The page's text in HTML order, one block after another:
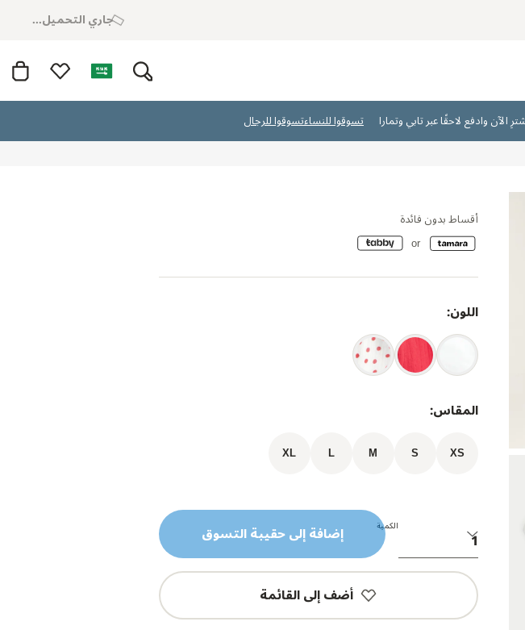
جاري التحميل...
تسوقوا للنساءتسوقوا للرجال
أقساط بدون فائدة
اللون:
المقاس:
XS
S
M
L
XL
الكمية إضافة إلى حقيبة التسوق
أضف إلى القائمة